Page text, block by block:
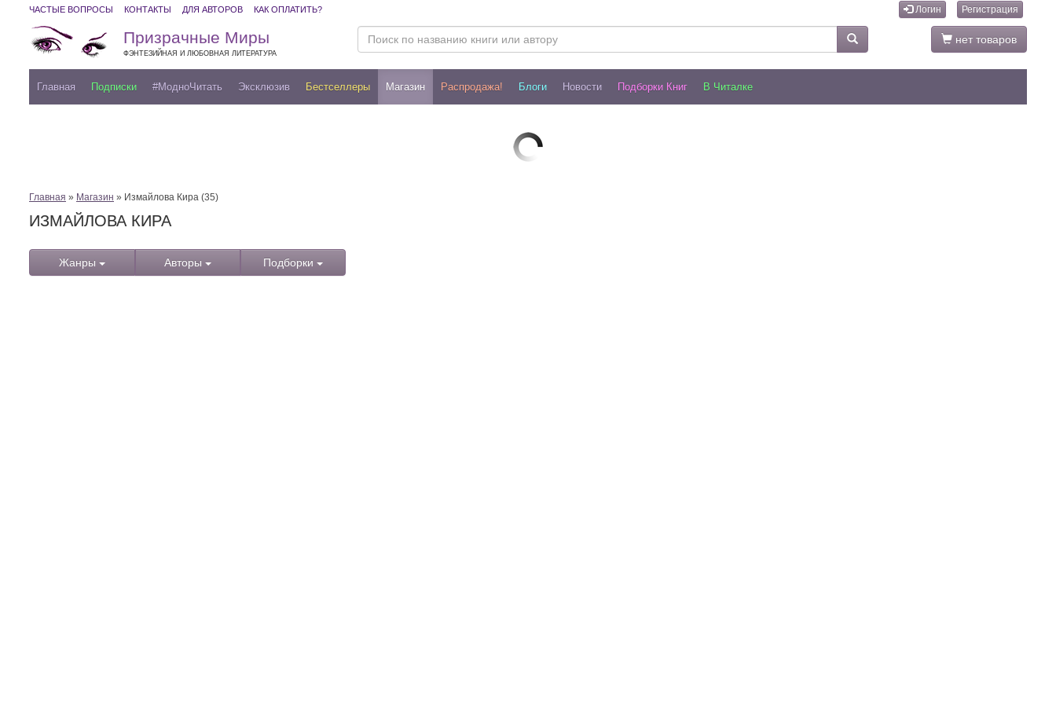
ЧАСТЫЕ ВОПРОСЫ КОНТАКТЫ ДЛЯ АВТОРОВ КАК ОПЛАТИТЬ? Логин Регистрация
Призрачные Миры
ФЭНТЕЗИЙНАЯ И ЛЮБОВНАЯ ЛИТЕРАТУРА
нет товаров
Главная Подписки #МодноЧитать Эксклюзив Бестселлеры Магазин Распродажа! Блоги Новости Подборки Книг В Читалке
Главная » Магазин » Измайлова Кира (35)
ИЗМАЙЛОВА КИРА
Жанры Авторы Подборки